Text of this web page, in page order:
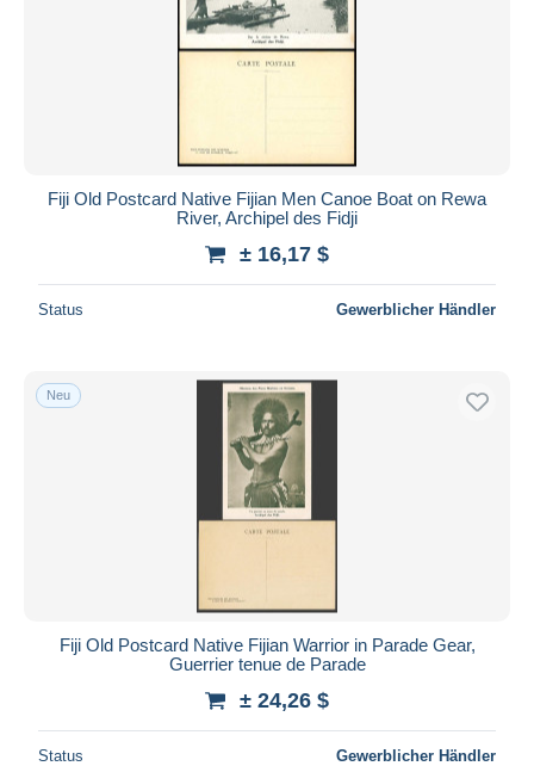
Fiji Old Postcard Native Fijian Men Canoe Boat on Rewa
River, Archipel des Fidji
± 16,17 $
Status Gewerblicher Händler
Neu
Fiji Old Postcard Native Fijian Warrior in Parade Gear,
Guerrier tenue de Parade
± 24,26 $
Status Gewerblicher Händler